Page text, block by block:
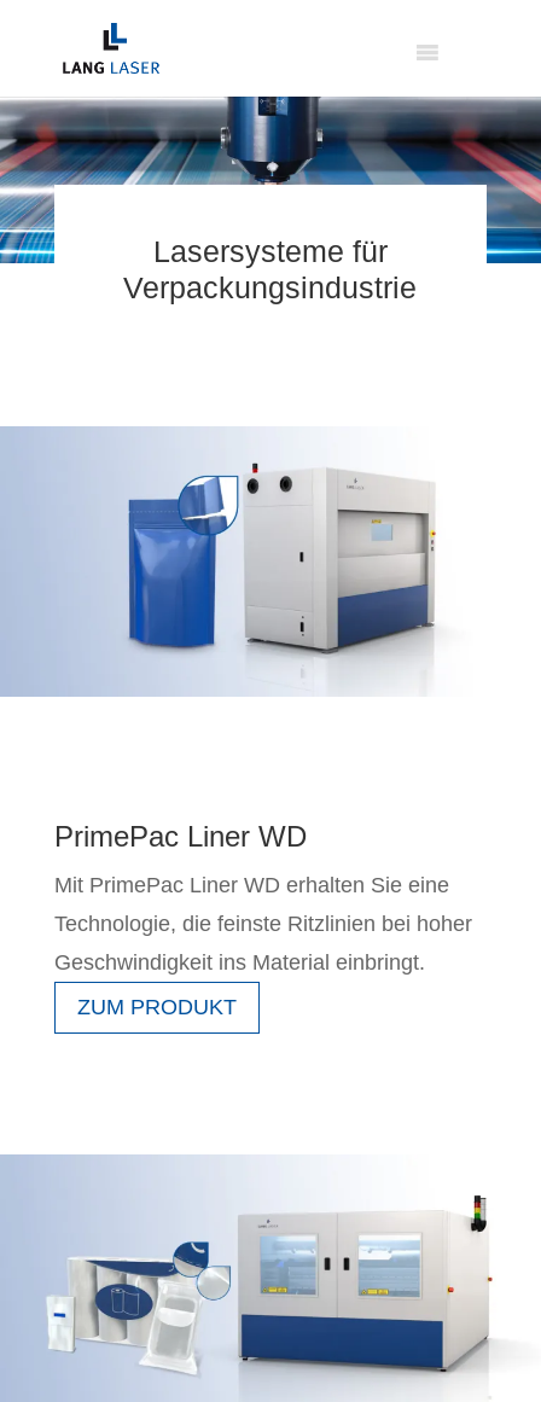
Lasersysteme für
Verpackungsindustrie
PrimePac Liner WD
Mit PrimePac Liner WD erhalten Sie eine
Technologie, die feinste Ritzlinien bei hoher
Geschwindigkeit ins Material einbringt.
ZUM PRODUKT